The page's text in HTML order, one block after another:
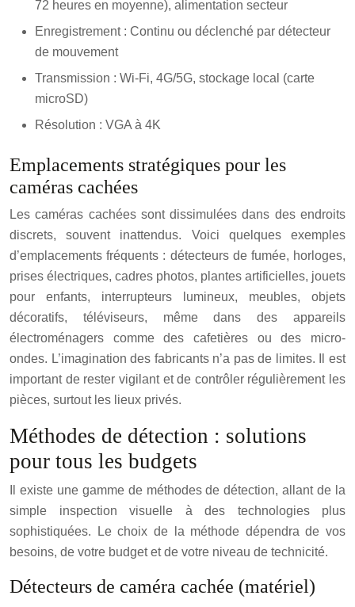
72 heures en moyenne), alimentation secteur
Enregistrement : Continu ou déclenché par détecteur
de mouvement
Transmission : Wi-Fi, 4G/5G, stockage local (carte
microSD)
Résolution : VGA à 4K
Emplacements stratégiques pour les
caméras cachées
Les caméras cachées sont dissimulées dans des endroits
discrets, souvent inattendus. Voici quelques exemples
d’emplacements fréquents : détecteurs de fumée, horloges,
prises électriques, cadres photos, plantes artificielles, jouets
pour enfants, interrupteurs lumineux, meubles, objets
décoratifs, téléviseurs, même dans des appareils
électroménagers comme des cafetières ou des micro-
ondes. L’imagination des fabricants n’a pas de limites. Il est
important de rester vigilant et de contrôler régulièrement les
pièces, surtout les lieux privés.
Méthodes de détection : solutions
pour tous les budgets
Il existe une gamme de méthodes de détection, allant de la
simple inspection visuelle à des technologies plus
sophistiquées. Le choix de la méthode dépendra de vos
besoins, de votre budget et de votre niveau de technicité.
Détecteurs de caméra cachée (matériel)